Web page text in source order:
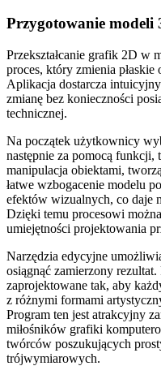
Przygotowanie modeli
Przekształcanie grafik 2D w
proces, który zmienia
Aplikacja dostarcza
zmianę bez konieczności
technicznej.
Na początek użytkownicy
następnie za pomocą funkcji,
manipulacja obiektami,
łatwe wzbogacenie modelu
efektów wizualnych, co daje
Dzięki temu procesowi
umiejętności projektowania
Narzędzia edycyjne
osiągnąć zamierzony
zaprojektowane tak, aby
z różnymi formami
Program ten jest atrakcyjny
miłośników grafiki
twórców poszukujących
trójwymiarowych.